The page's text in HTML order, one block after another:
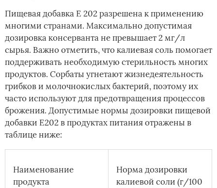
Пищевая добавка Е 202 разрешена к применению
многими странами. Максимально допустимая
дозировка консерванта не превышает 2 мг/л
сырья. Важно отметить, что калиевая соль помогает
поддерживать необходимую стерильность многих
продуктов. Сорбаты угнетают жизнедеятельность
грибков и молочнокислых бактерий, поэтому их
часто используют для предотвращения процессов
брожения. Допустимые нормы дозировки пищевой
добавки Е202 в продуктах питания отражены в
таблице ниже:
Наименование
продукта
Норма дозировки
калиевой соли (г/100